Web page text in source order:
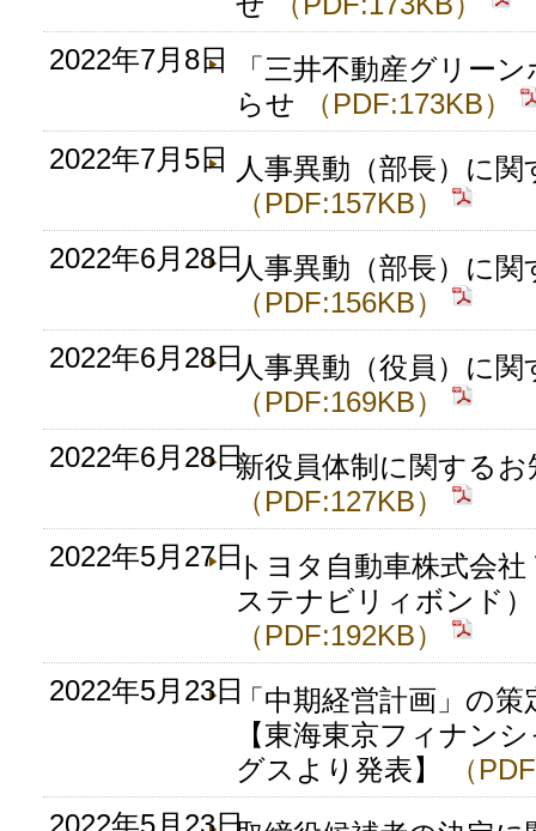
2022年7月8日
「三井不動産グリー
らせ
（PDF:173KB）
2022年7月5日
人事異動（部長）に
（PDF:157KB）
2022年6月28日人事異動（部長）に
（PDF:156KB）
2022年6月28日人事異動（役員）に
（PDF:169KB）
2022年6月28日新役員体制に関するお
（PDF:127KB）
2022年5月27日トヨタ自動車株式会
ステナビリィボンド
（PDF:192KB）
2022年5月23日「中期経営計画」の
【東海東京フィナン
グスより発表】
（
2022年5月23日